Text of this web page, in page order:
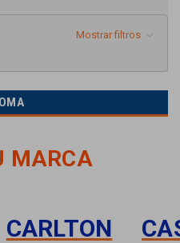
Mostrar filtros
MARCA
CARLTON